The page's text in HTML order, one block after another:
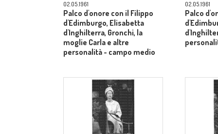
02.05.1961
Palco d'onore con il Filippo
d'Edimburgo, Elisabetta
d'Inghilterra, Gronchi, la
moglie Carla e altre
personalità - campo medio
02.05.1961
Palco